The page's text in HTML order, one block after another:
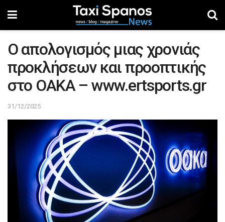
Ο απολογισμός μιας χρονιάς
προκλήσεων και προοπτικής
στο ΟΑΚΑ – www.ertsports.gr
31/12/2025